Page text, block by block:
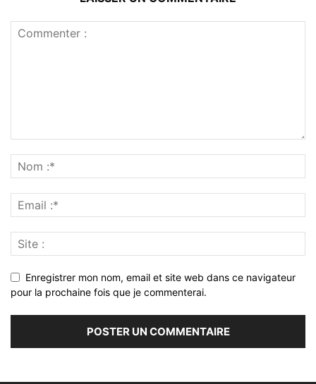
Enregistrer mon nom, email et site web dans ce navigateur
pour la prochaine fois que je commenterai.